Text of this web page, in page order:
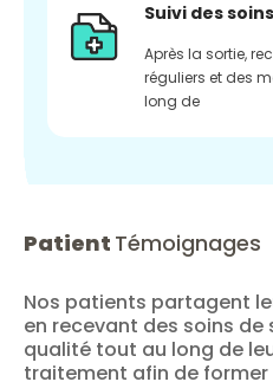
Suivi des soins
Après la sortie,
réguliers et des
long de
Patient Témoignages
Nos patients partagent
en recevant des soins
qualité tout au long de
traitement afin de